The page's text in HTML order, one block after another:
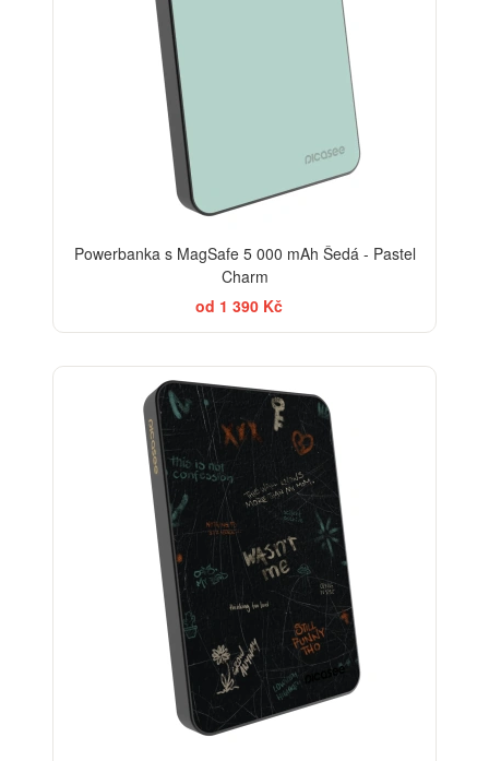
Powerbanka s MagSafe 5 000 mAh Šedá - Pastel
Charm
od 1 390 Kč